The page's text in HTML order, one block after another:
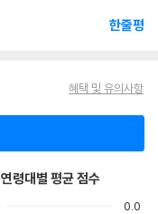
한줄평
혜택 및 유의사항
연령대별 평균 점수
0.0